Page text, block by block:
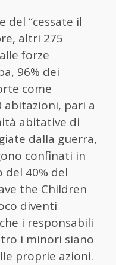
del “cessate il
altri 275
forze
96% dei
come
abitazioni, pari a
abitative di
dalla guerra,
confinati in
del 40% del
the Children
diventi
i responsabili
i minori siano
proprie azioni.